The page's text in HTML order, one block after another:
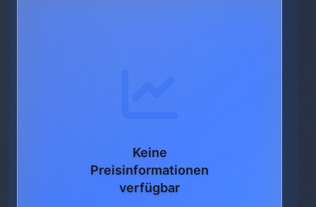
Keine
Preisinformationen
verfügbar